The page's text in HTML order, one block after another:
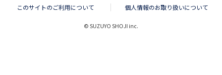
このサイトのご利用について 個人情報のお取り扱いについて
© SUZUYO SHOJI inc.